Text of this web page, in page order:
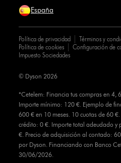
España
Política de privacidad
Términos y
Política de cookies
Configuración de
Impuesto Sociedades
*Cetelem: Financia tus compras en 4,
Importe mínimo: 120 €. Ejemplo de
600 € en 10 meses. 10 cuotas de 60 €.
crédito: 0 €. Importe total adeudado y
€. Precio de adquisición al contado:
por Dyson. Financiando con Banco
30/06/2026.
© Dyson 2026